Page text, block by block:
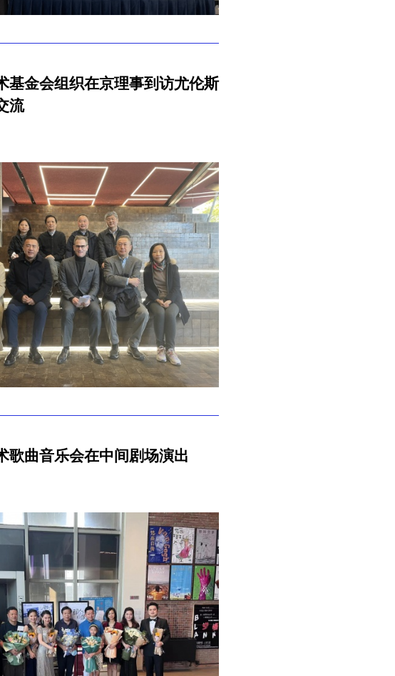
基金会组织在京理事到访尤伦斯
流
歌曲音乐会在中间剧场演出